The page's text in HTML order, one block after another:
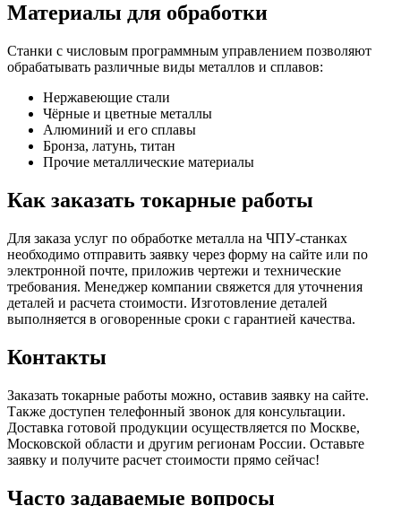
Материалы для обработки
Станки с числовым программным управлением позволяют
обрабатывать различные виды металлов и сплавов:
Нержавеющие стали
Чёрные и цветные металлы
Алюминий и его сплавы
Бронза, латунь, титан
Прочие металлические материалы
Как заказать токарные работы
Для заказа услуг по обработке металла на ЧПУ-станках
необходимо отправить заявку через форму на сайте или по
электронной почте, приложив чертежи и технические
требования. Менеджер компании свяжется для уточнения
деталей и расчета стоимости. Изготовление деталей
выполняется в оговоренные сроки с гарантией качества.
Контакты
Заказать токарные работы можно, оставив заявку на сайте.
Также доступен телефонный звонок для консультации.
Доставка готовой продукции осуществляется по Москве,
Московской области и другим регионам России. Оставьте
заявку и получите расчет стоимости прямо сейчас!
Часто задаваемые вопросы